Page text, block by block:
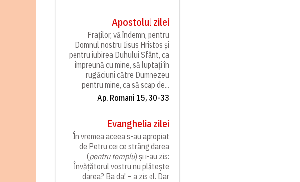
Apostolul zilei
Fraților, vă îndemn, pentru
Domnul nostru Iisus Hristos și
pentru iubirea Duhului Sfânt, ca
împreună cu mine, să luptați în
rugăciuni către Dumnezeu
pentru mine, ca să scap de...
Ap. Romani 15, 30-33
Evanghelia zilei
În vremea aceea s-au apropiat
de Petru cei ce strâng darea
(pentru templu) și i-au zis:
Învățătorul vostru nu plătește
darea? Ba da! – a zis el. Dar